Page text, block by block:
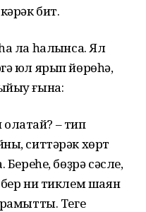
бит.
ла һалҡынса. Ял
юл ярып йɵрɵһə,
ғына:
– тип
ситтəрəк хɵрт
Береһе, бɵҙрə сəсле,
бер ни тиклем шаян
Теге